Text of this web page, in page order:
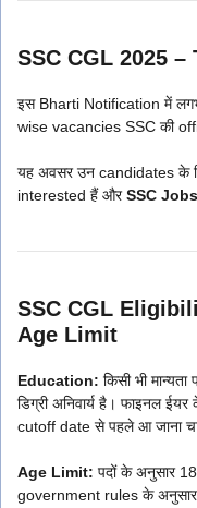
SSC CGL 2025
इस Bharti Notification में
wise vacancies SSC की
यह अवसर उन candidates के
interested हैं औरSSC
SSC CGL
Age Limit
Education: किसी भी मान्यता
डिग्री अनिवार्य है। फाइनल
cutoff date से पहले आ जाना
Age Limit: पदों के अनुसार
government rules के